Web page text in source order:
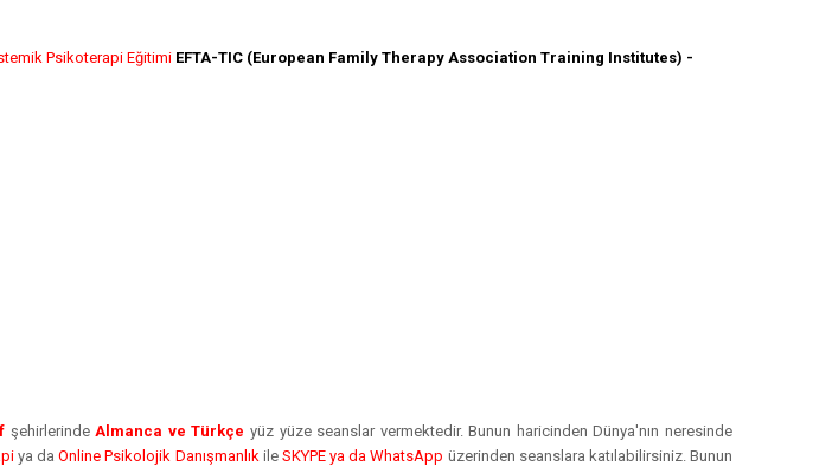
Psikoterapi Eğitimi EFTA-TIC (European Family Therapy Association Training Institutes) -
şehirlerindeAlmanca ve Türkçe yüz yüze seanslar vermektedir. Bunun haricinden Dünya'nın neresinde
ya daOnline Psikolojik Danışmanlıkile SKYPE ya da WhatsApp üzerinden seanslara katılabilirsiniz. Bunun